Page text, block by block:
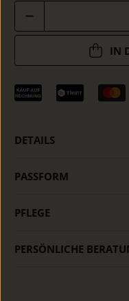
IN
DETAILS
PASSFORM
PFLEGE
PERSÖNLICHE